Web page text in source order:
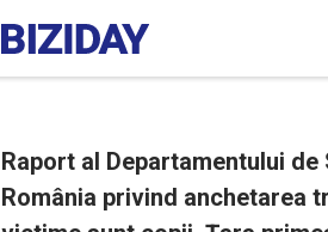
Raport al Departamentului
România privind anchetarea